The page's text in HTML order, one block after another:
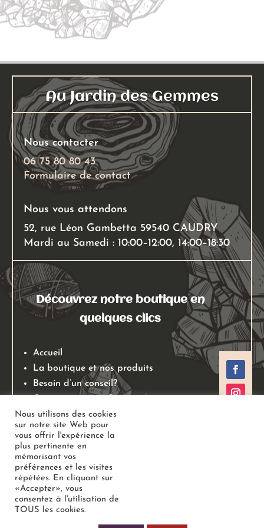
4,00 €
à
a
plusieurs
peuvent
être
choisies
sur
la
page
du
choisies
Au Jardin des Gemmes
Nous contacter
06 75 80 80 43
Formulaire de contact
Nous vous attendons
52, rue Léon Gambetta 59540 CAUDRY
Mardi au Samedi : 10:00–12:00, 14:00–18:30
Découvrez notre boutique en
quelques clics
Accueil
La boutique et nos produits
Besoin d’un conseil?
Mentions légales
Conditions générales de ventes
Politiques de retours
Politique de confidentialité
Copyright Au Jardin des Gemmes
Nous utilisons des cookies
sur notre site Web pour
vous offrir l'expérience la
plus pertinente en
mémorisant vos
préférences et les visites
répétées. En cliquant sur
«Accepter», vous
consentez à l'utilisation de
TOUS les cookies.